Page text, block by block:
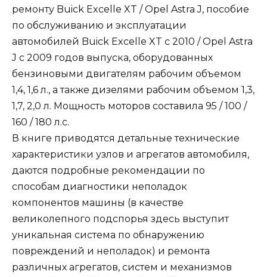
ремонту Buick Excelle XT / Opel Astra J, пособие
по обслуживанию и эксплуатации
автомобилей Buick Excelle XT с 2010 / Opel Astra
J с 2009 годов выпуска, оборудованных
бензиновыми двигателям рабочим объемом
1,4, 1,6 л., а также дизелями рабочим объемом 1,3,
1,7, 2,0 л. Мощность моторов составила 95 / 100 /
160 / 180 л.с.
В книге приводятся детальные технические
характеристики узлов и агрегатов автомобиля,
даются подробные рекомендации по
способам диагностики неполадок
компонентов машины (в качестве
великолепного подспорья здесь выступит
уникальная система по обнаружению
повреждений и неполадок) и ремонта
различных агрегатов, систем и механизмов